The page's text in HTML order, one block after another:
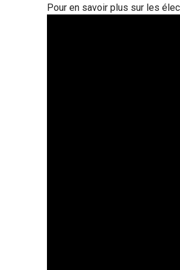
Pour en savoir plus sur les